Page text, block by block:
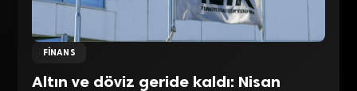
FINANS
Altın ve döviz geride kaldı: Nisan